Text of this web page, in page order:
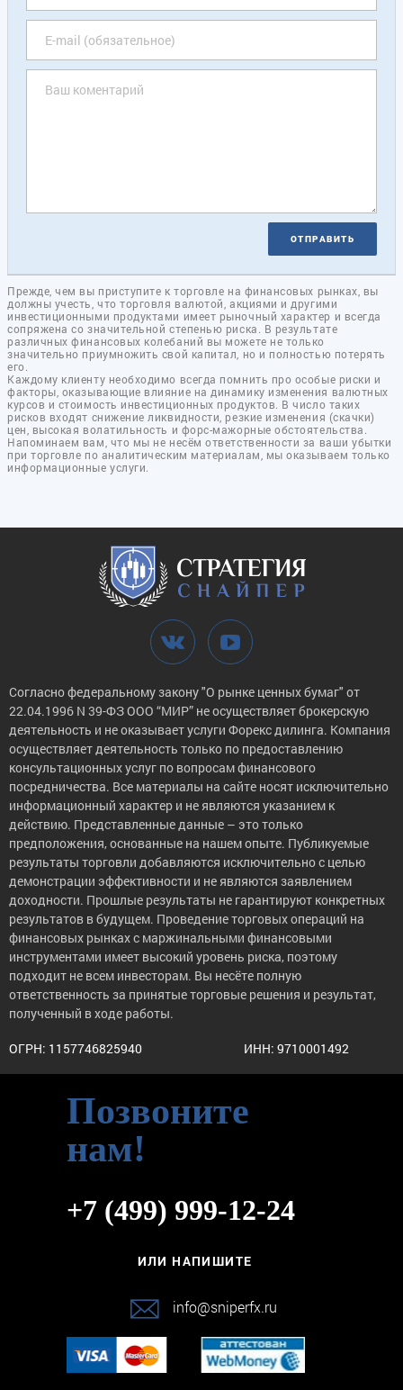
ОТПРАВИТЬ
Прежде, чем вы приступите к торговле на финансовых рынках, вы
должны учесть, что торговля валютой, акциями и другими
инвестиционными продуктами имеет рыночный характер и всегда
сопряжена со значительной степенью риска. В результате
различных финансовых колебаний вы можете не только
значительно приумножить свой капитал, но и полностью потерять
его.
Каждому клиенту необходимо всегда помнить про особые риски и
факторы, оказывающие влияние на динамику изменения валютных
курсов и стоимость инвестиционных продуктов. В число таких
рисков входят снижение ликвидности, резкие изменения (скачки)
цен, высокая волатильность и форс-мажорные обстоятельства.
Напоминаем вам, что мы не несём ответственности за ваши убытки
при торговле по аналитическим материалам, мы оказываем только
информационные услуги.
Согласно федеральному закону "О рынке ценных бумаг" от
22.04.1996 N 39-ФЗ ООО “МИР” не осуществляет брокерскую
деятельность и не оказывает услуги Форекс дилинга. Компания
осуществляет деятельность только по предоставлению
консультационных услуг по вопросам финансового
посредничества. Все материалы на сайте носят исключительно
информационный характер и не являются указанием к
действию. Представленные данные – это только
предположения, основанные на нашем опыте. Публикуемые
результаты торговли добавляются исключительно с целью
демонстрации эффективности и не являются заявлением
доходности. Прошлые результаты не гарантируют конкретных
результатов в будущем. Проведение торговых операций на
финансовых рынках с маржинальными финансовыми
инструментами имеет высокий уровень риска, поэтому
подходит не всем инвесторам. Вы несёте полную
ответственность за принятые торговые решения и результат,
полученный в ходе работы.
ОГРН: 1157746825940 ИНН: 9710001492
Позвоните
нам!
+7 (499) 999-12-24
ИЛИ НАПИШИТЕ
info@sniperfx.ru